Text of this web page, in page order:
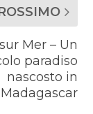
Mer – Un
paradiso
nascosto in
Madagascar